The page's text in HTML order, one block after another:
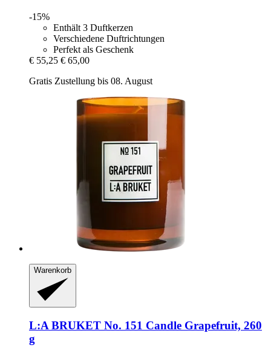
-15%
Enthält 3 Duftkerzen
Verschiedene Duftrichtungen
Perfekt als Geschenk
€ 55,25 € 65,00
Gratis Zustellung bis 08. August
Warenkorb
L:A BRUKET No. 151 Candle Grapefruit, 260
g